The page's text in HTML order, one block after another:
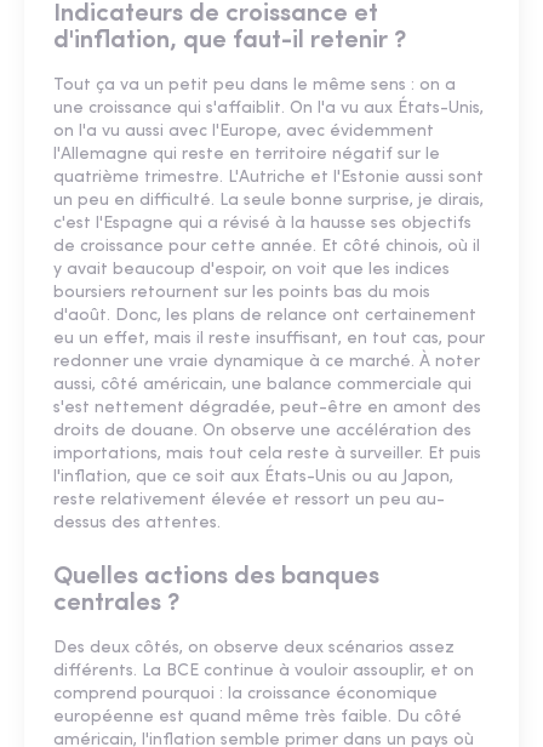
Indicateurs de croissance et
d'inflation, que faut-il retenir ?
Tout ça va un petit peu dans le même sens : on a
une croissance qui s'affaiblit. On l'a vu aux États-Unis,
on l'a vu aussi avec l'Europe, avec évidemment
l'Allemagne qui reste en territoire négatif sur le
quatrième trimestre. L'Autriche et l'Estonie aussi sont
un peu en difficulté. La seule bonne surprise, je dirais,
c'est l'Espagne qui a révisé à la hausse ses objectifs
de croissance pour cette année. Et côté chinois, où il
y avait beaucoup d'espoir, on voit que les indices
boursiers retournent sur les points bas du mois
d'août. Donc, les plans de relance ont certainement
eu un effet, mais il reste insuffisant, en tout cas, pour
redonner une vraie dynamique à ce marché. À noter
aussi, côté américain, une balance commerciale qui
s'est nettement dégradée, peut-être en amont des
droits de douane. On observe une accélération des
importations, mais tout cela reste à surveiller. Et puis
l'inflation, que ce soit aux États-Unis ou au Japon,
reste relativement élevée et ressort un peu au-
dessus des attentes.
Quelles actions des banques
centrales ?
Des deux côtés, on observe deux scénarios assez
différents. La BCE continue à vouloir assouplir, et on
comprend pourquoi : la croissance économique
européenne est quand même très faible. Du côté
américain, l'inflation semble primer dans un pays où